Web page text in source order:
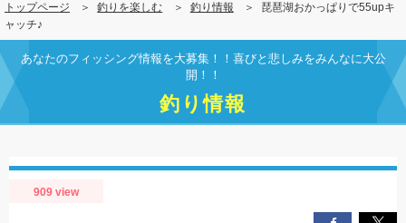
ン
ツ
移
動
トップページ 釣りを楽しむ 釣り情報
琵琶湖おかっぱりで55upキ
ャッチ♪
あなたのフィッシング情報を大募集！！喜びと悲しみをみんなに大公
開！！
釣り情報
909 view